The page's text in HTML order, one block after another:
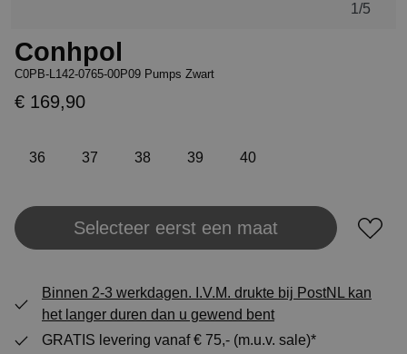
1 /5
Conhpol
C0PB-L142-0765-00P09 Pumps Zwart
€ 169,90
36 37 38 39 40
Plaats in winkeltas
Selecteer eerst een maat
Binnen 2-3 werkdagen. I.V.M. drukte bij PostNL kan
het langer duren dan u gewend bent
GRATIS levering vanaf € 75,- (m.u.v. sale)*